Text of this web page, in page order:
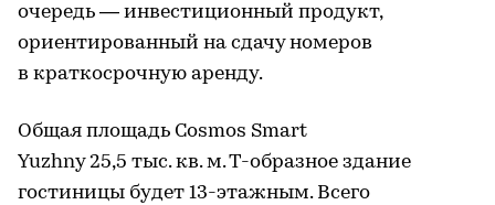
очередь — инвестиционный продукт,
ориентированный на сдачу номеров
в краткосрочную аренду.
Общая площадь Cosmos Smart
Yuzhny 25,5 тыс. кв. м. Т-образное здание
гостиницы будет 13-этажным. Всего